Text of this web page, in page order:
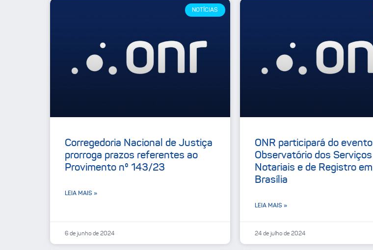
NOTÍCIAS
Corregedoria Nacional de Justiça
prorroga prazos referentes ao
Provimento nº 143/23
LEIA MAIS »
6 de junho de 2024
ONR participará do evento
Observatório dos Serviços
Notariais e de Registro em
Brasília
LEIA MAIS »
24 de julho de 2024